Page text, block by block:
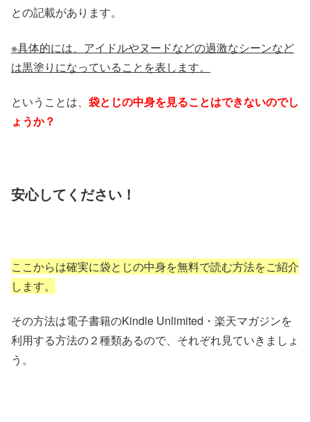
との記載があります。
※具体的には、アイドルやヌードなどの過激なシーンなど
は黒塗りになっていることを表します。
ということは、 袋とじの中身を見ることはできないのでし
ょうか？
安心してください！
ここからは確実に袋とじの中身を無料で読む方法をご紹介
します。
その方法は電子書籍のKindle Unlimited・楽天マガジンを
利用する方法の２種類あるので、それぞれ見ていきましょ
う。